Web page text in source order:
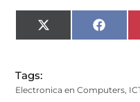
X
(Twitter)
Tags:
Electronica en Computers,